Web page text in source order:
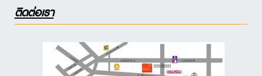
ติดต่อเรา